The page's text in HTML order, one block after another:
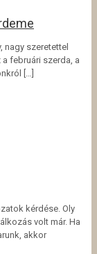
nagy szeretettel
februári szerda, a
[…]
kérdése. Oly
volt már. Ha
akkor